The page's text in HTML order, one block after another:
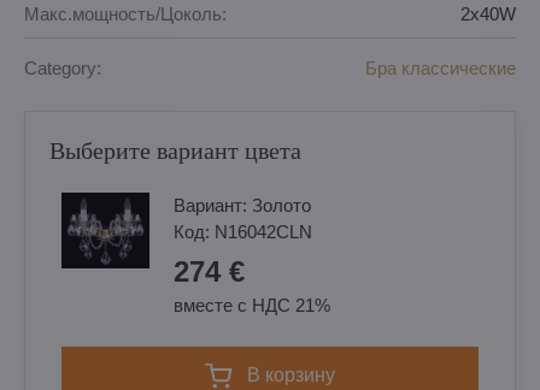
Макс.мощность/Цоколь: 2x40W
Category: Бра классические
Выберите вариант цвета
Вариант: Золотo
Код: N16042CLN
274 €
вместе с НДС 21%
в корзину